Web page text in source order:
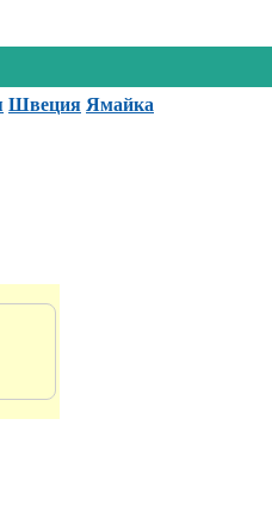
Швеция Ямайка